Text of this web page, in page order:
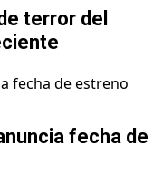
terror del
fecha de